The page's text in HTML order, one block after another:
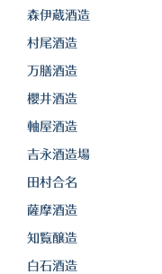
田崎酒造
三和酒類
雲海酒造
配送について
森伊蔵酒造
村尾酒造
万膳酒造
櫻井酒造
軸屋酒造
吉永酒造場
田村合名
薩摩酒造
知覧醸造
白石酒造